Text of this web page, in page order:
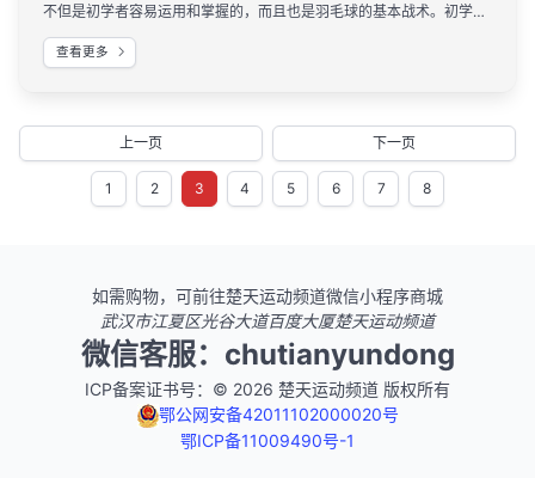
不但是初学者容易运用和掌握的，而且也是羽毛球的基本战术。初学者
点加以演变应用。如四方球战术就可以发展到快速拉开突击战术。
查看更多
上一页 下一页
1 2 3 4 5 6 7 8
如需购物，可前往楚天运动频道微信小程序商城
武汉市江夏区光谷大道百度大厦楚天运动频道
微信客服：chutianyundong
ICP备案证书号：© 2026 楚天运动频道 版权所有
鄂公网安备42011102000020号
鄂ICP备11009490号-1